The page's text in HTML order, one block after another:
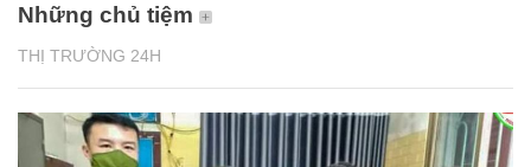
THỊ TRƯỜNG 24H
Những chủ tiệm